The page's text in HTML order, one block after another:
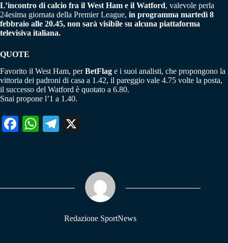
L’incontro di calcio fra il West Ham e il Watford, valevole perla
24esima giornata della Premier League, in programma martedì 8
febbraio alle 20.45, non sarà visibile su alcuna piattaforma
televisiva italiana.
QUOTE
Favorito il West Ham, perBetFlag e i suoi analisti, che propongono la
vittoria dei padroni di casa a 1.42, il pareggio vale 4.75 volte la posta,
il successo del Watford è quotato a 6.80.
Snai propone l’1 a 1.40.
Fa W
pp
Te
m
Redazione SportNews